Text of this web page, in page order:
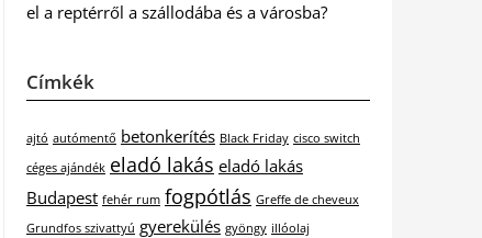
el a reptérről a szállodába és a városba?
Címkék
ajtó autómentő betonkerítés Black Friday cisco switch
céges ajándék eladó lakás eladó lakás
Budapest fehér rum fogpótlás Greffe de cheveux
Grundfos szivattyú gyerekülés gyöngy illóolaj